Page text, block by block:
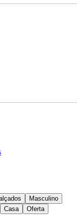
Masculino
Casa Oferta